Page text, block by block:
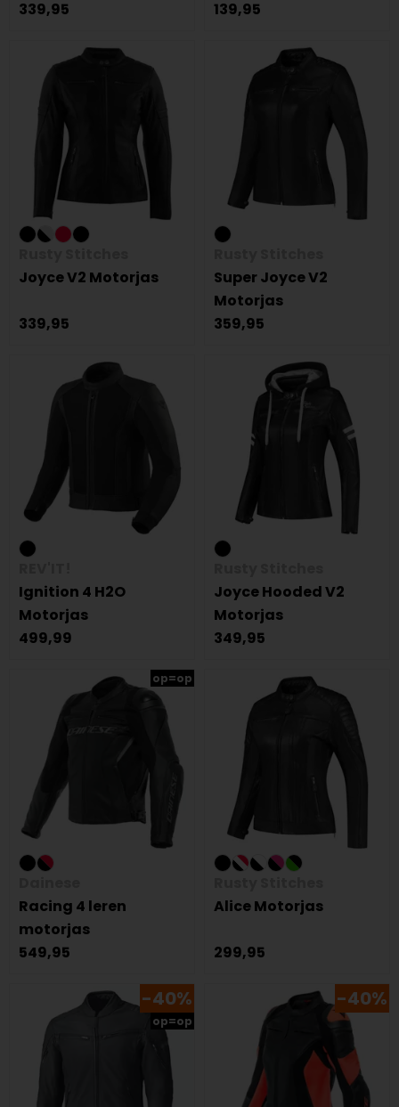
339,95 139,95
Joyce V2 Motorjas
339,95
Super Joyce V2
Motorjas
359,95
Ignition 4 H2O
Motorjas
499,99
Joyce Hooded V2
Motorjas
349,95
op=op
Racing 4 leren
motorjas
549,95
Alice Motorjas
299,95
-40%
op=op
-40%